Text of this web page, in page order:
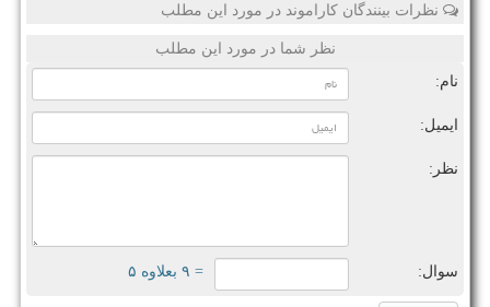
نظرات بینندگان کاراموند در مورد این مطلب
نظر شما در مورد این مطلب
نام:
ایمیل:
نظر:
سوال: = ۹ بعلاوه ۵